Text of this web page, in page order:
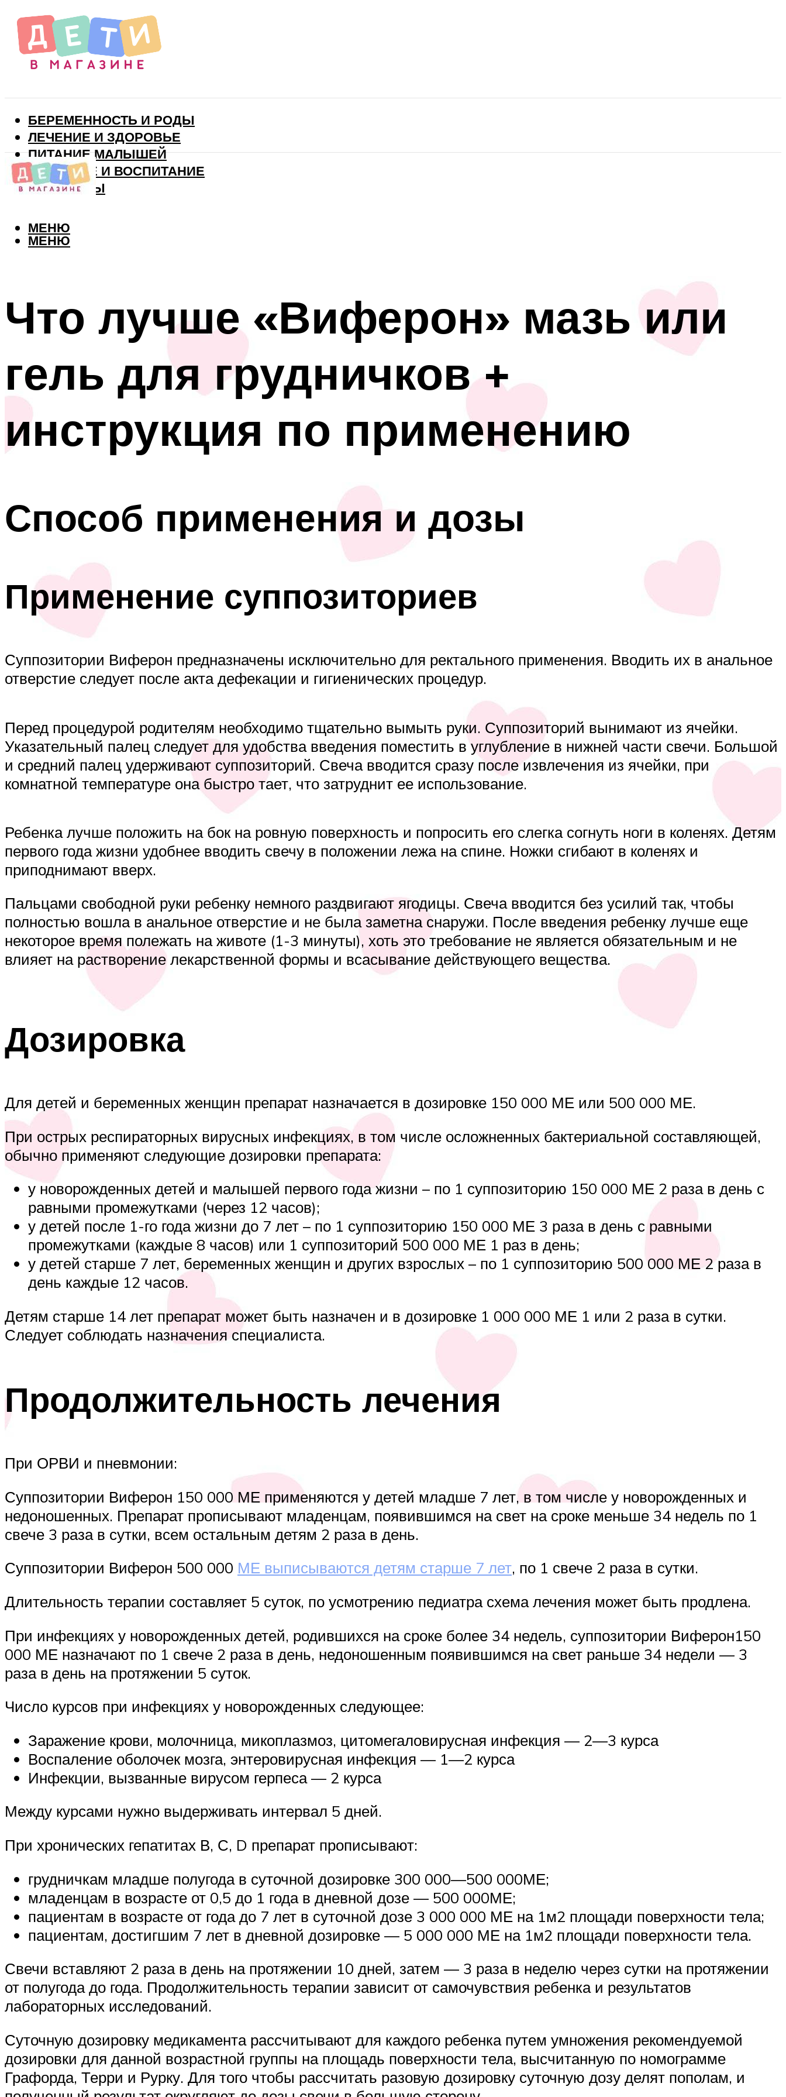
БЕРЕМЕННОСТЬ И РОДЫ
ЛЕЧЕНИЕ И ЗДОРОВЬЕ
ПИТАНИЕ МАЛЫШЕЙ
РАЗВИТИЕ И ВОСПИТАНИЕ
ВИТАМИНЫ
МЕНЮ
МЕНЮ
Что лучше «Виферон» мазь или
гель для грудничков +
инструкция по применению
Способ применения и дозы
Применение суппозиториев
Суппозитории Виферон предназначены исключительно для ректального применения. Вводить их в анальное
отверстие следует после акта дефекации и гигиенических процедур.
Перед процедурой родителям необходимо тщательно вымыть руки. Суппозиторий вынимают из ячейки.
Указательный палец следует для удобства введения поместить в углубление в нижней части свечи. Большой
и средний палец удерживают суппозиторий. Свеча вводится сразу после извлечения из ячейки, при
комнатной температуре она быстро тает, что затруднит ее использование.
Ребенка лучше положить на бок на ровную поверхность и попросить его слегка согнуть ноги в коленях. Детям
первого года жизни удобнее вводить свечу в положении лежа на спине. Ножки сгибают в коленях и
приподнимают вверх.
Пальцами свободной руки ребенку немного раздвигают ягодицы. Свеча вводится без усилий так, чтобы
полностью вошла в анальное отверстие и не была заметна снаружи. После введения ребенку лучше еще
некоторое время полежать на животе (1-3 минуты), хоть это требование не является обязательным и не
влияет на растворение лекарственной формы и всасывание действующего вещества.
Дозировка
Для детей и беременных женщин препарат назначается в дозировке 150 000 МЕ или 500 000 МЕ.
При острых респираторных вирусных инфекциях, в том числе осложненных бактериальной составляющей,
обычно применяют следующие дозировки препарата:
у новорожденных детей и малышей первого года жизни – по 1 суппозиторию 150 000 МЕ 2 раза в день с
равными промежутками (через 12 часов);
у детей после 1-го года жизни до 7 лет – по 1 суппозиторию 150 000 МЕ 3 раза в день с равными
промежутками (каждые 8 часов) или 1 суппозиторий 500 000 МЕ 1 раз в день;
у детей старше 7 лет, беременных женщин и других взрослых – по 1 суппозиторию 500 000 МЕ 2 раза в
день каждые 12 часов.
Детям старше 14 лет препарат может быть назначен и в дозировке 1 000 000 МЕ 1 или 2 раза в сутки.
Следует соблюдать назначения специалиста.
Продолжительность лечения
При ОРВИ и пневмонии:
Суппозитории Виферон 150 000 МЕ применяются у детей младше 7 лет, в том числе у новорожденных и
недоношенных. Препарат прописывают младенцам, появившимся на свет на сроке меньше 34 недель по 1
свече 3 раза в сутки, всем остальным детям 2 раза в день.
Суппозитории Виферон 500 000 МЕ выписываются детям старше 7 лет, по 1 свече 2 раза в сутки.
Длительность терапии составляет 5 суток, по усмотрению педиатра схема лечения может быть продлена.
При инфекциях у новорожденных детей, родившихся на сроке более 34 недель, суппозитории Виферон150
000 МЕ назначают по 1 свече 2 раза в день, недоношенным появившимся на свет раньше 34 недели — 3
раза в день на протяжении 5 суток.
Число курсов при инфекциях у новорожденных следующее:
Заражение крови, молочница, микоплазмоз, цитомегаловирусная инфекция — 2—3 курса
Воспаление оболочек мозга, энтеровирусная инфекция — 1—2 курса
Инфекции, вызванные вирусом герпеса — 2 курса
Между курсами нужно выдерживать интервал 5 дней.
При хронических гепатитах В, С, D препарат прописывают:
грудничкам младше полугода в суточной дозировке 300 000—500 000МЕ;
младенцам в возрасте от 0,5 до 1 года в дневной дозе — 500 000МЕ;
пациентам в возрасте от года до 7 лет в суточной дозе 3 000 000 МЕ на 1м2 площади поверхности тела;
пациентам, достигшим 7 лет в дневной дозировке — 5 000 000 МЕ на 1м2 площади поверхности тела.
Свечи вставляют 2 раза в день на протяжении 10 дней, затем — 3 раза в неделю через сутки на протяжении
от полугода до года. Продолжительность терапии зависит от самочувствия ребенка и результатов
лабораторных исследований.
Суточную дозировку медикамента рассчитывают для каждого ребенка путем умножения рекомендуемой
дозировки для данной возрастной группы на площадь поверхности тела, высчитанную по номограмме
Графорда, Терри и Рурку. Для того чтобы рассчитать разовую дозировку суточную дозу делят пополам, и